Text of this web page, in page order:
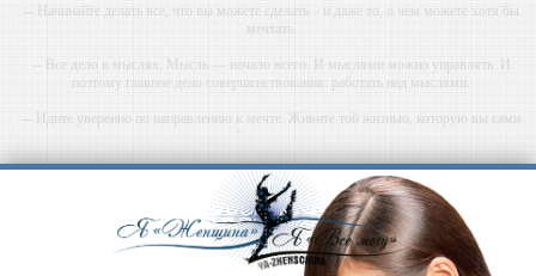
-- Начинайте делать все, что вы можете сделать – и даже то, о чем можете хотя бы
мечтать.
-- Все дело в мыслях. Мысль — начало всего. И мыслями можно управлять. И
поэтому главное дело совершенствования: работать над мыслями.
-- Идите уверенно по направлению к мечте. Живите той жизнью, которую вы сами
-- Самое большое богатство — это ум. Самая большая нищета — глупость. Из всех
страхов самый пугающий — самолюбование.
-- Лучшее, что можно сделать с хорошим советом, это пропустить его мимо ушей. Он
никогда не бывает полезен никому, кроме того, кто его дал.